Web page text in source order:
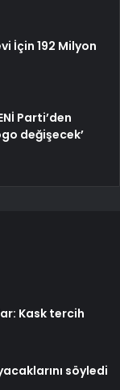
İçin 192 Milyon
Parti’den
değişecek’
Kask tercih
söyledi